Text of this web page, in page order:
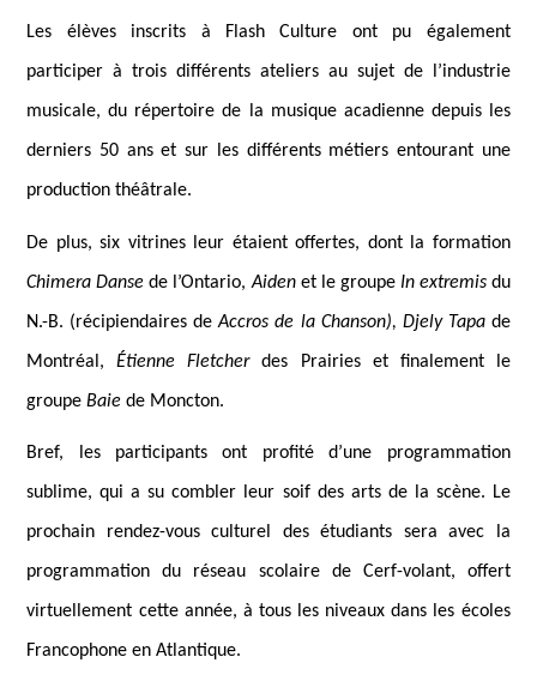
Les élèves inscrits à Flash Culture ont pu également
participer à trois différents ateliers au sujet de l’industrie
musicale, du répertoire de la musique acadienne depuis les
derniers 50 ans et sur les différents métiers entourant une
production théâtrale.
De plus, six vitrines leur étaient offertes, dont la formation
Chimera Danse de l’Ontario,Aidenet le groupe In extremisdu
N.-B. (récipiendaires deAccros de la Chanson), Djely Tapade
Montréal,Étienne Fletcherdes Prairies et finalement le
groupeBaie de Moncton.
Bref, les participants ont profité d’une programmation
sublime, qui a su combler leur soif des arts de la scène. Le
prochain rendez-vous culturel des étudiants sera avec la
programmation du réseau scolaire de Cerf-volant, offert
virtuellement cette année, à tous les niveaux dans les écoles
Francophone en Atlantique.